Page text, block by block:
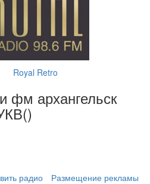
Royal Retro
фм архангельск
)
радио
Размещение рекламы